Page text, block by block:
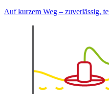
Auf kurzem Weg – zuverlässig,